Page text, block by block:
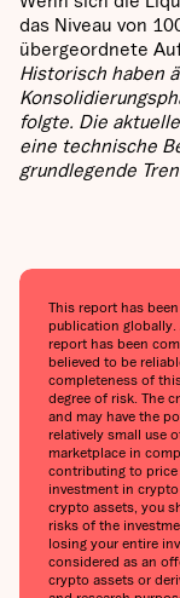
das Niveau von
übergeordnete
Historisch haben
folgte. Die
eine technische
grundlegende
This report has
publication
report has been
believed to be
completeness of
degree of risk. The
and may have the
relatively small use
marketplace in
contributing to price
investment in
crypto assets, you
risks of the
losing your entire
considered as an
crypto assets or